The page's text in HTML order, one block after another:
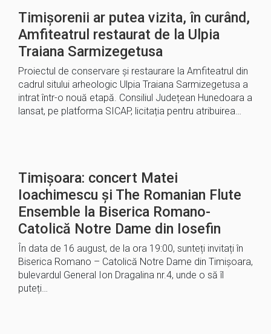
Timișorenii ar putea vizita, în curând,
Amfiteatrul restaurat de la Ulpia
Traiana Sarmizegetusa
Proiectul de conservare și restaurare la Amfiteatrul din
cadrul sitului arheologic Ulpia Traiana Sarmizegetusa a
intrat într-o nouă etapă. Consiliul Județean Hunedoara a
lansat, pe platforma SICAP, licitația pentru atribuirea…
Timișoara: concert Matei
Ioachimescu și The Romanian Flute
Ensemble la Biserica Romano-
Catolică Notre Dame din Iosefin
În data de 16 august, de la ora 19:00, sunteți invitați în
Biserica Romano – Catolică Notre Dame din Timișoara,
bulevardul General Ion Dragalina nr.4, unde o să îl
puteți…